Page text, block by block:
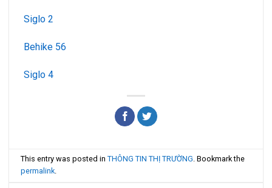
Siglo 2
Behike 56
Siglo 4
This entry was posted inTHÔNG TIN THỊ TRƯỜNG. Bookmark the
permalink.